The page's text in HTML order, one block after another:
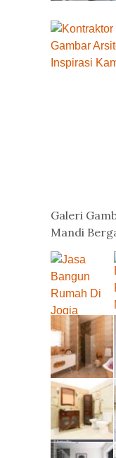
Galeri
Mandi